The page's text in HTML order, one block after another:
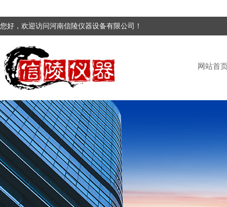
您好，欢迎访问河南信陵仪器设备有限公司！
网站首